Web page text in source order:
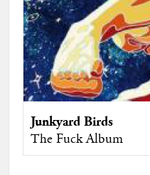
Junkyard Birds
The Fuck Album